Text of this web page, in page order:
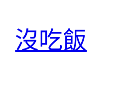
沒吃飯